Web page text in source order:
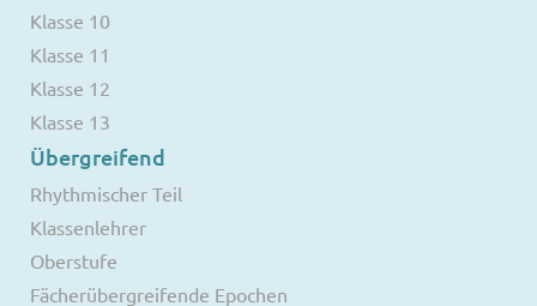
Klasse 10
Klasse 11
Klasse 12
Klasse 13
Übergreifend
Rhythmischer Teil
Klassenlehrer
Oberstufe
Fächerübergreifende Epochen